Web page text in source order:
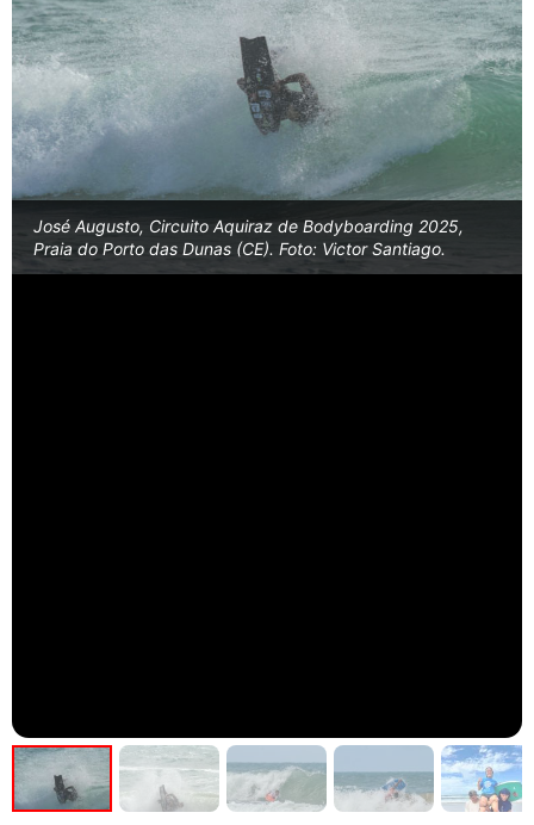
José Augusto, Circuito Aquiraz de Bodyboarding 2025,
Praia do Porto das Dunas (CE). Foto: Victor Santiago.